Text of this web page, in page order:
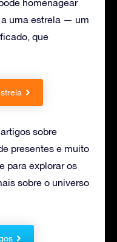
homenagear
uma estrela — um
que
sobre
presentes e muito
para explorar os
sobre o universo